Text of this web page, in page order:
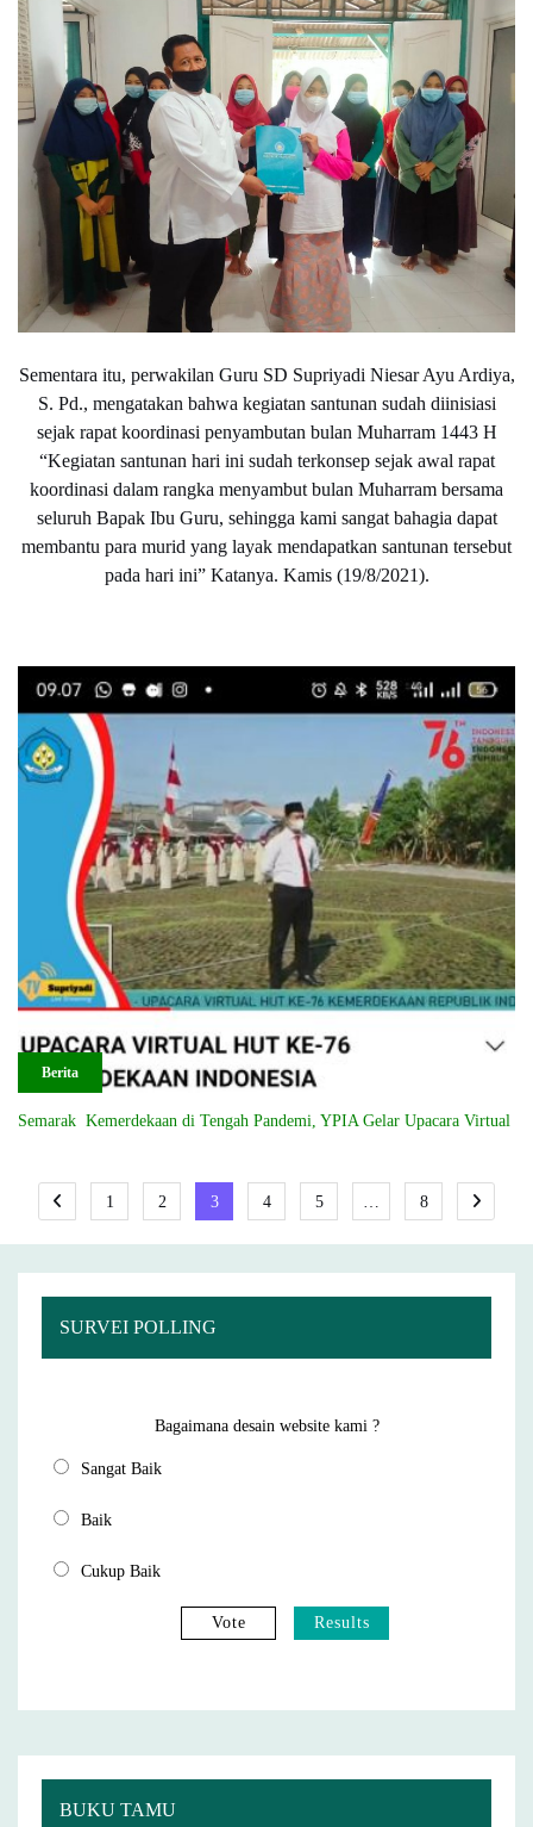
Sementara itu, perwakilan Guru SD Supriyadi Niesar Ayu Ardiya,
S. Pd., mengatakan bahwa kegiatan santunan sudah diinisiasi
sejak rapat koordinasi penyambutan bulan Muharram 1443 H
“Kegiatan santunan hari ini sudah terkonsep sejak awal rapat
koordinasi dalam rangka menyambut bulan Muharram bersama
seluruh Bapak Ibu Guru, sehingga kami sangat bahagia dapat
membantu para murid yang layak mendapatkan santunan tersebut
pada hari ini” Katanya. Kamis (19/8/2021).
Berita
Semarak Kemerdekaan di Tengah Pandemi, YPIA Gelar Upacara Virtual
Posts
navigation
1 2 3 4 5 … 8
SURVEI POLLING
Bagaimana desain website kami ?
Sangat Baik
Baik
Cukup Baik
Vote Results
BUKU TAMU